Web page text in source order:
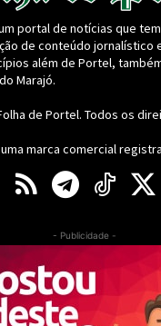
portal de notícias que
de conteúdo jornalístico
além de Portel,
Marajó.
de Portel. Todos os
marca comercial
- Publicidade -